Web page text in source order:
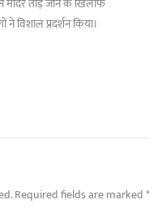
मंदिर तोड़े जाने के खिलाफ
विशाल प्रदर्शन किया।
Required fields are marked*